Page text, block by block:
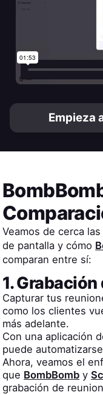
Empieza
Veamos de cerca
de pantalla y cómo
comparan entre sí:
1.
Capturar tus
como los clientes
más adelante.
Con una aplicación
puede
Ahora, veamos el
que BombBomb y
grabación de